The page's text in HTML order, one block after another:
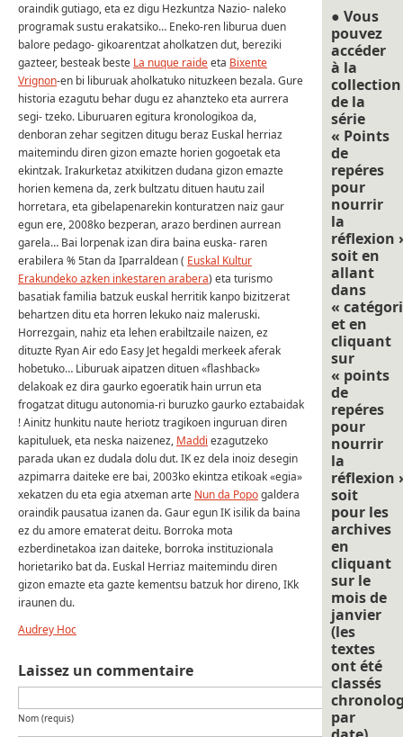
oraindik gutiago, eta ez digu Hezkuntza Nazio- naleko
programak sustu erakatsiko… Eneko-ren liburua duen
balore pedago- gikoarentzat aholkatzen dut, bereziki
gazteer, besteak beste La nuque raideeta Bixente
Vrignon-en bi liburuak aholkatuko nituzkeen bezala. Gure
historia ezagutu behar dugu ez ahanzteko eta aurrera
segi- tzeko. Liburuaren egitura kronologikoa da,
denboran zehar segitzen ditugu beraz Euskal herriaz
maitemindu diren gizon emazte horien gogoetak eta
ekintzak. Irakurketaz atxikitzen dudana gizon emazte
horien kemena da, zerk bultzatu dituen hautu zail
horretara, eta gibelapenarekin konturatzen naiz gaur
egun ere, 2008ko bezperan, arazo berdinen aurrean
garela… Bai lorpenak izan dira baina euska- raren
erabilera % 5tan da Iparraldean ( Euskal Kultur
Erakundeko azken inkestaren arabera) eta turismo
basatiak familia batzuk euskal herritik kanpo bizitzerat
behartzen ditu eta horren lekuko naiz maleruski.
Horrezgain, nahiz eta lehen erabiltzaile naizen, ez
dituzte Ryan Air edo Easy Jet hegaldi merkeek aferak
hobetuko… Liburuak aipatzen dituen «flashback»
delakoak ez dira gaurko egoeratik hain urrun eta
frogatzat ditugu autonomia-ri buruzko gaurko eztabaidak
! Ainitz hunkitu naute heriotz tragikoen inguruan diren
kapituluek, eta neska naizenez, Maddi ezagutzeko
parada ukan ez dudala dolu dut. IK ez dela inoiz desegin
azpimarra daiteke ere bai, 2003ko ekintza etikoak «egia»
xekatzen du eta egia atxeman arte Nun da Popogaldera
oraindik pausatua izanen da. Gaur egun IK isilik da baina
ez du amore ematerat deitu. Borroka mota
ezberdinetakoa izan daiteke, borroka instituzionala
horietariko bat da. Euskal Herriaz maitemindu diren
gizon emazte eta gazte kementsu batzuk hor direno, IKk
iraunen du.
Audrey Hoc
Laissez un commentaire
Nom (requis)
● Vous
pouvez
accéder
à la
collection
de la
série
« Points
de
repéres
pour
nourrir
la
réflexion
soit en
allant
dans
«
et en
cliquant
sur
« points
de
repéres
pour
nourrir
la
réflexion
soit
pour les
archives
en
cliquant
sur le
mois de
janvier
(les
textes
ont été
classés
par